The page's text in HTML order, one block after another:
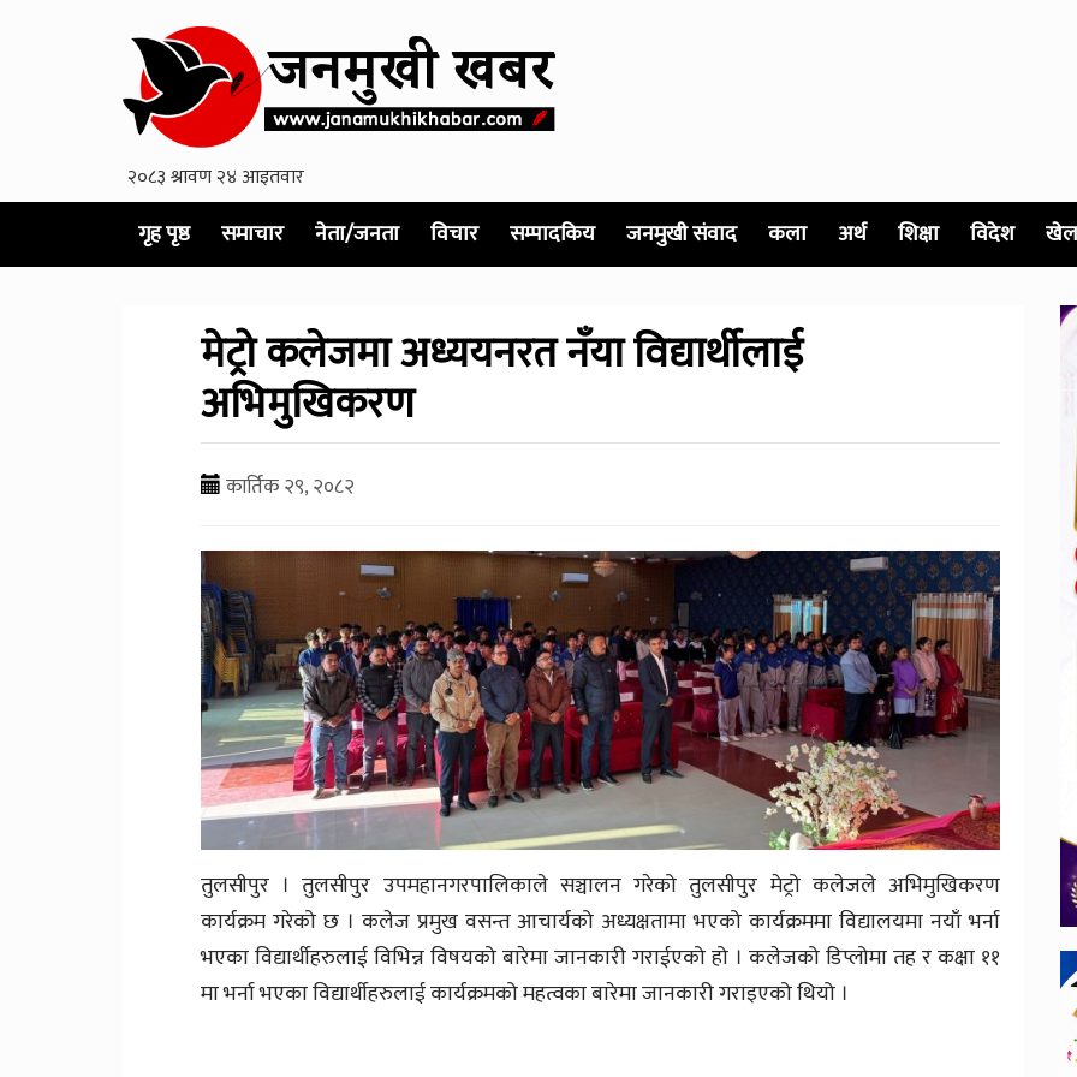
गृह पृष्ठ समाचार नेता/जनता विचार सम्पादकिय जनमुखी संवाद कला अर्थ शिक्षा विदेश
मेट्रो कलेजमा अध्ययनरत नँया विद्यार्थीलाई
अभिमुखिकरण
कार्तिक २९, २०८२
तुलसीपुर । तुलसीपुर उपमहानगरपालिकाले सञ्चालन गरेको तुलसीपुर मेट्रो कलेजले अभिमुखिकरण
कार्यक्रम गरेको छ । कलेज प्रमुख वसन्त आचार्यको अध्यक्षतामा भएको कार्यक्रममा विद्यालयमा नयाँ भर्ना
भएका विद्यार्थीहरुलाई विभिन्न विषयको बारेमा जानकारी गराईएको हो । कलेजको डिप्लोमा तह र कक्षा ११
मा भर्ना भएका विद्यार्थीहरुलाई कार्यक्रमको महत्वका बारेमा जानकारी गराइएको थियो ।